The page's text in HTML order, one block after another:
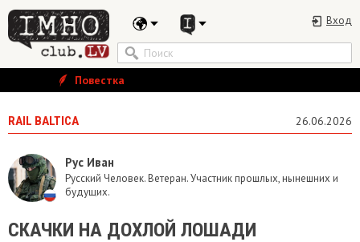
Вход
Повестка
RAIL BALTICA 26.06.2026
Рус Иван
Русский Человек. Ветеран. Участник прошлых, нынешних и
будущих.
СКАЧКИ НА ДОХЛОЙ ЛОШАДИ